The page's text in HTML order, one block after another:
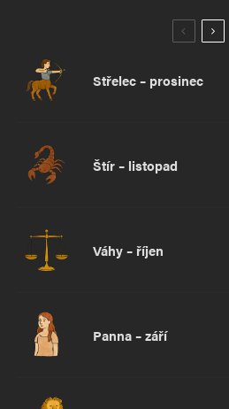
Střelec – prosinec
Štír – listopad
Váhy – říjen
Panna – září